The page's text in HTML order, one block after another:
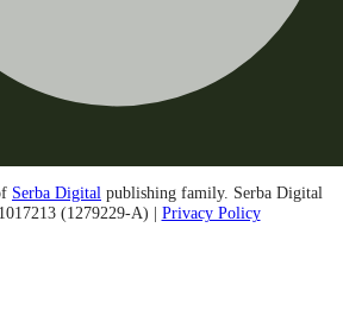
Serba Digital publishing family. Serba Digital
(1279229-A) | Privacy Policy